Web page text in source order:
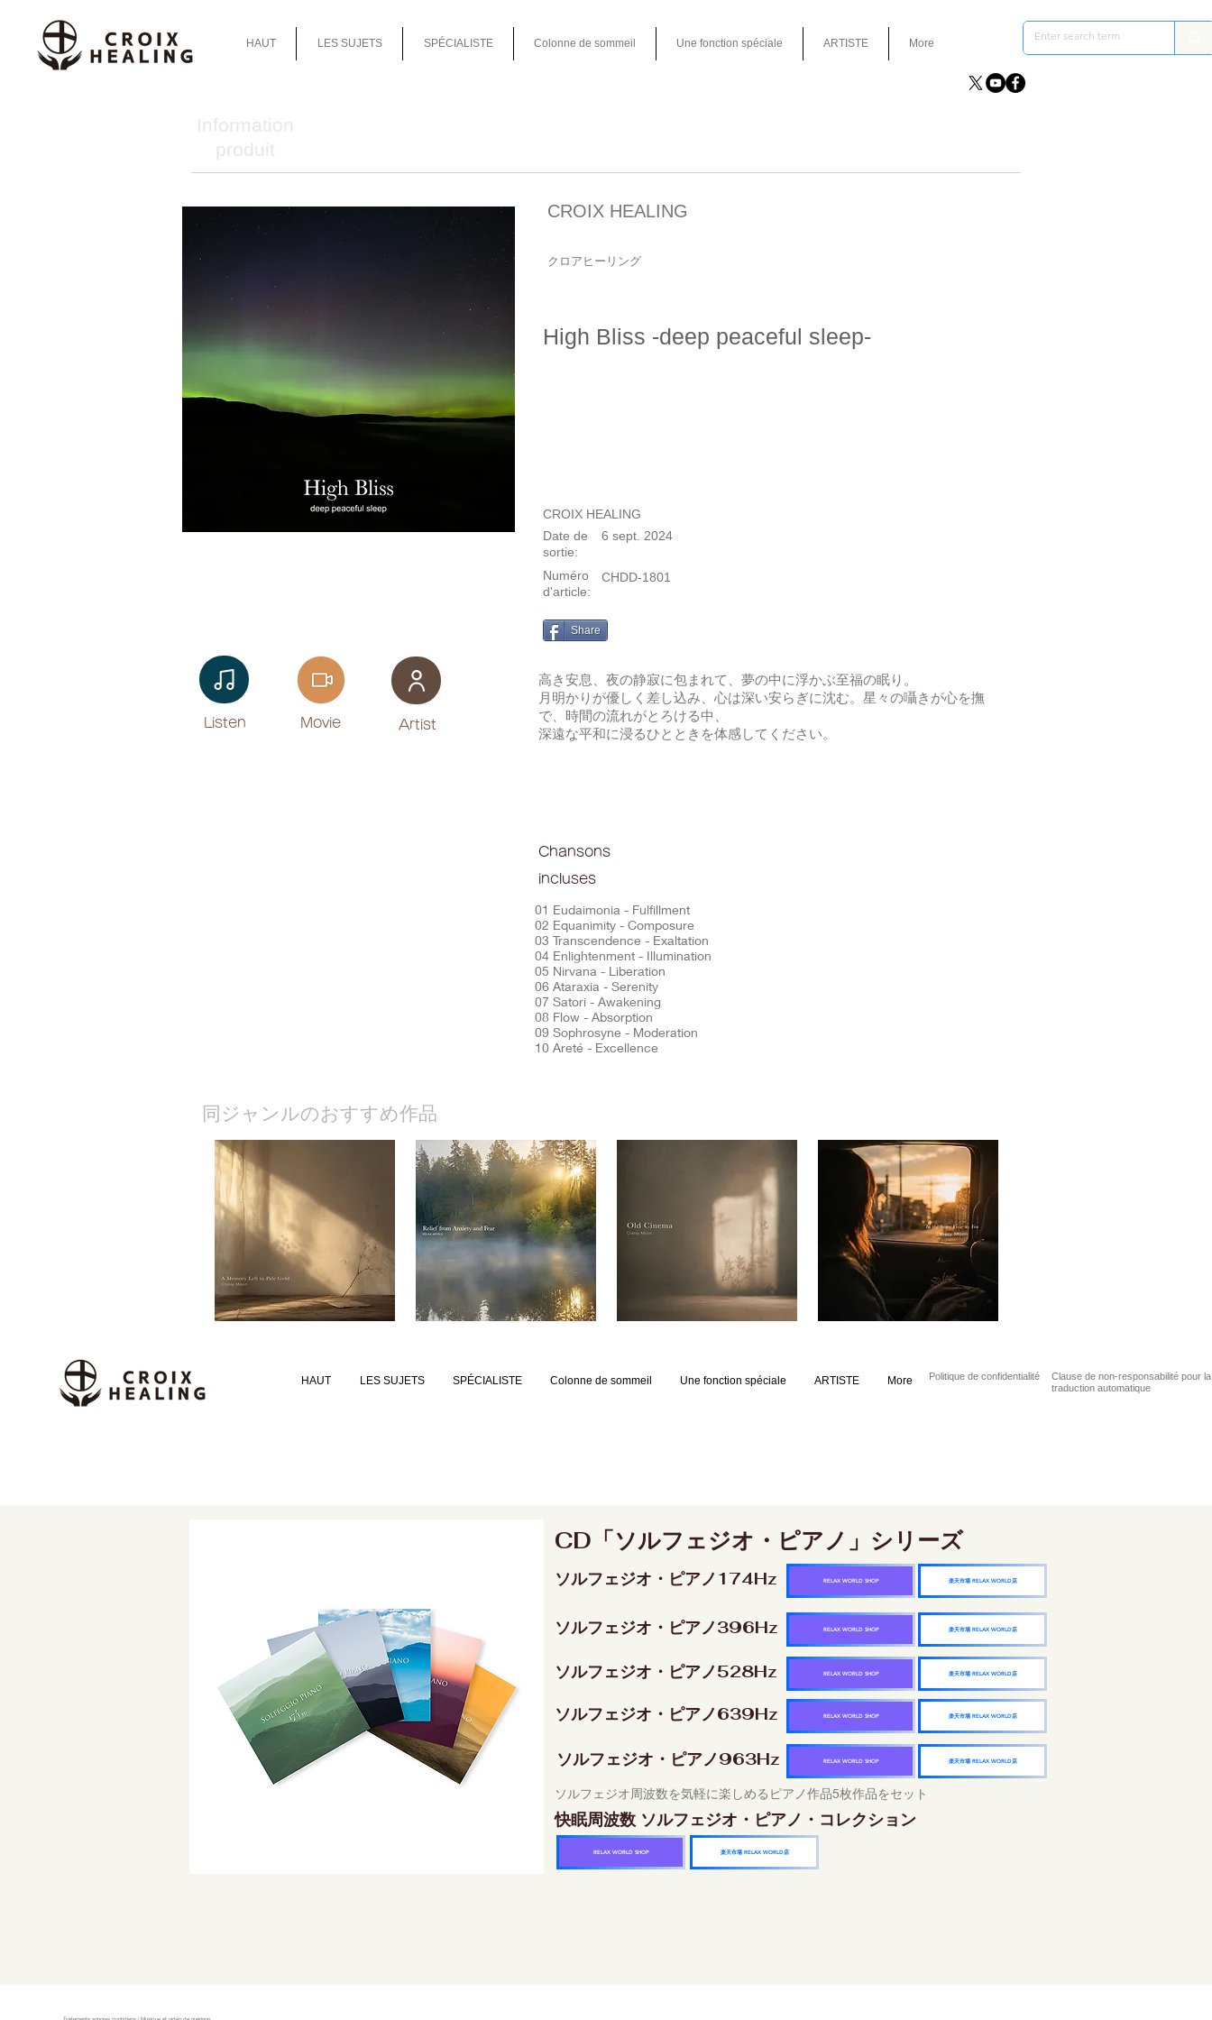
HAUT LES SUJETS SPÉCIALISTE Colonne de sommeil Une fonction spéciale ARTISTE More
Information
produit
Listen​ Movie ​Artist
CROIX HEALING
クロアヒーリング
High Bliss -deep peaceful sleep-
CROIX HEALING
6 sept. 2024
Date de
sortie:
Numéro
d'article:
CHDD-1801
Share
高き安息、夜の静寂に包まれて、夢の中に浮かぶ至福の眠り。
月明かりが優しく差し込み、心は深い安らぎに沈む。星々の囁きが心を撫
で、時間の流れがとろける中、
深遠な平和に浸るひとときを体感してください。
Chansons
incluses
01 Eudaimonia - Fulfillment
02 Equanimity - Composure
03 Transcendence - Exaltation
04 Enlightenment - Illumination
05 Nirvana - Liberation
06 Ataraxia - Serenity
07 Satori - Awakening
08 Flow - Absorption
09 Sophrosyne - Moderation
10 Areté - Excellence
​同ジャンルのおすすめ作品
HAUT LES SUJETS SPÉCIALISTE Colonne de sommeil Une fonction spéciale ARTISTE More Politique de confidentialité
Clause de non-responsabilité pour la
traduction automatique
CD「ソルフェジオ・ピアノ」シリーズ
ソルフェジオ・ピアノ174Hz 楽天市場 RELAX WORLD店
RELAX WORLD SHOP
ソルフェジオ・ピアノ396Hz 楽天市場 RELAX WORLD店
RELAX WORLD SHOP
ソルフェジオ・ピアノ528Hz 楽天市場 RELAX WORLD店
RELAX WORLD SHOP
ソルフェジオ・ピアノ639Hz 楽天市場 RELAX WORLD店
RELAX WORLD SHOP
ソルフェジオ・ピアノ963Hz 楽天市場 RELAX WORLD店
RELAX WORLD SHOP
ソルフェジオ周波数を気軽に楽しめるピアノ作品5枚作品をセット
快眠周波数 ソルフェジオ・ピアノ・コレクション
RELAX WORLD SHOP 楽天市場 RELAX WORLD店
Traitements sonores quotidiens | Musique et vidéo de guérison